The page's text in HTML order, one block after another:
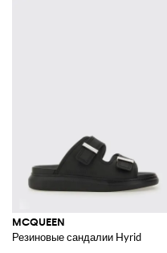
MCQUEEN
Резиновые сандалии Hyrid